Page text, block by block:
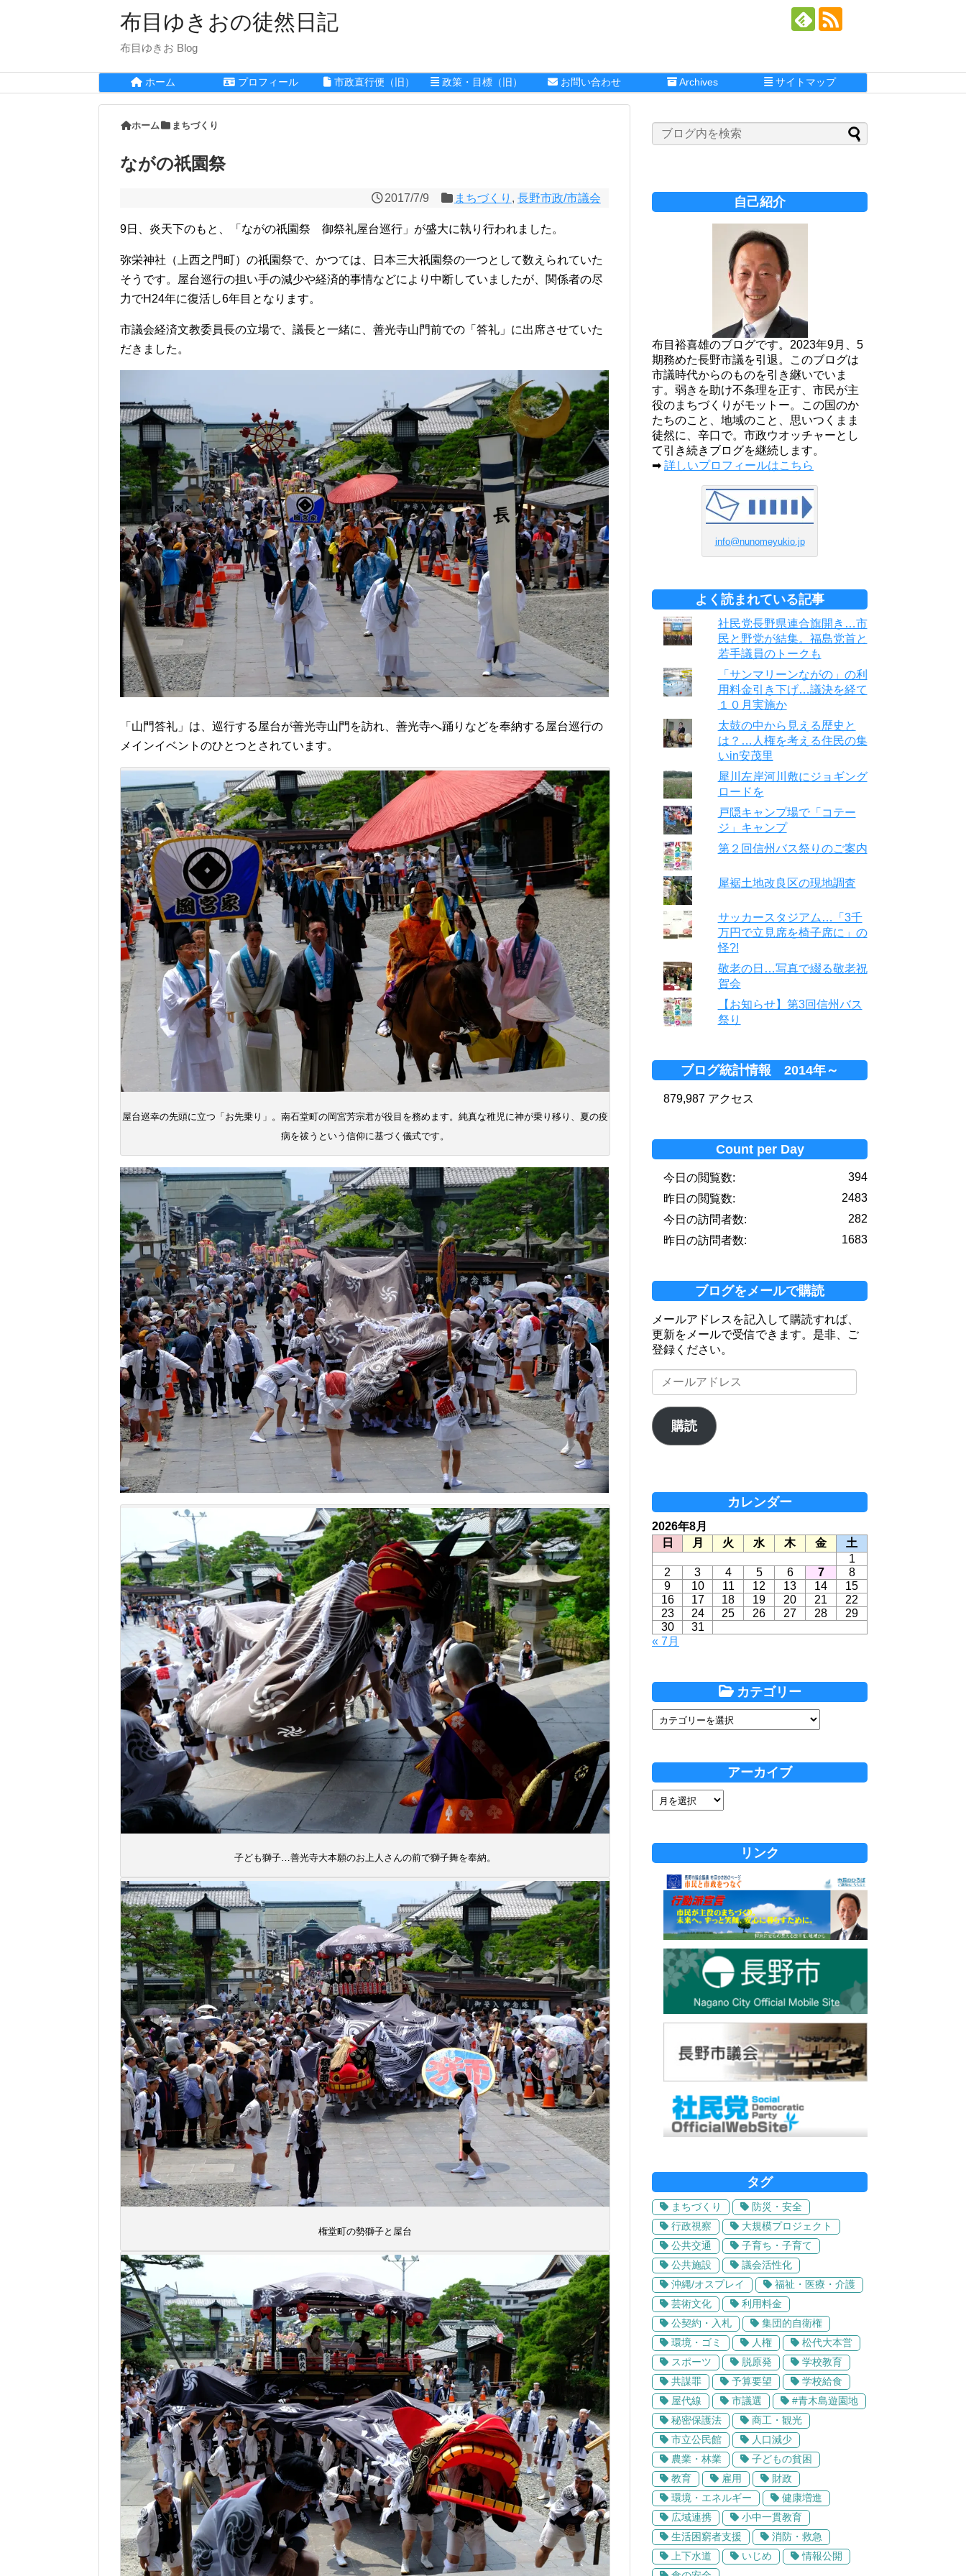
布目ゆきおの徒然日記
布目ゆきお Blog
ホーム プロフィール 市政直行便（旧） 政策・目標（旧） お問い合わせ Archives サイトマップ
ホーム まちづくり
ながの祇園祭
2017/7/9 まちづくり , 長野市政/市議会
9日、炎天下のもと、「ながの祇園祭 御祭礼屋台巡行」が盛大に執り行われました。
弥栄神社（上西之門町）の祇園祭で、かつては、日本三大祇園祭の一つとして数えられていた
そうです。屋台巡行の担い手の減少や経済的事情などにより中断していましたが、関係者の尽
力でH24年に復活し6年目となります。
市議会経済文教委員長の立場で、議長と一緒に、善光寺山門前での「答礼」に出席させていた
だきました。
「山門答礼」は、巡行する屋台が善光寺山門を訪れ、善光寺へ踊りなどを奉納する屋台巡行の
メインイベントのひとつとされています。
屋台巡幸の先頭に立つ「お先乗り」。南石堂町の岡宮芳宗君が役目を務めます。純真な稚児に神が乗り移り、夏の疫
病を祓うという信仰に基づく儀式です。
子ども獅子…善光寺大本願のお上人さんの前で獅子舞を奉納。
権堂町の勢獅子と屋台
自己紹介
布目裕喜雄のブログです。2023年9月、5
期務めた長野市議を引退。このブログは
市議時代からのものを引き継いでいま
す。弱きを助け不条理を正す、市民が主
役のまちづくりがモットー。この国のか
たちのこと、地域のこと、思いつくまま
徒然に、辛口で。市政ウオッチャーとし
て引き続きブログを継続します。
➡ 詳しいプロフィールはこちら
info@nunomeyukio.jp
よく読まれている記事
社民党長野県連合旗開き…市
民と野党が結集。福島党首と
若手議員のトークも
「サンマリーンながの」の利
用料金引き下げ…議決を経て
１０月実施か
太鼓の中から見える歴史と
は？…人権を考える住民の集
いin安茂里
犀川左岸河川敷にジョギング
ロードを
戸隠キャンプ場で「コテー
ジ」キャンプ
第２回信州バス祭りのご案内
犀裾土地改良区の現地調査
サッカースタジアム…「3千
万円で立見席を椅子席に」の
怪?!
敬老の日…写真で綴る敬老祝
賀会
【お知らせ】第3回信州バス
祭り
ブログ統計情報 2014年～
879,987 アクセス
Count per Day
394
今日の閲覧数:
2483
昨日の閲覧数:
282
今日の訪問者数:
1683
昨日の訪問者数:
ブログをメールで購読
メールアドレスを記入して購読すれば、
更新をメールで受信できます。是非、ご
登録ください。
メ
ー
ア
ド
購読
カレンダー
2026年8月
日
月 火 水 木 金
土
1
2
3 4 5 6 7
8
9
10 11 12 13 14
15
16
17 18 19 20 21
22
23
24 25 26 27 28
29
30
31
« 7月
カテゴリー
アーカイブ
リンク
タグ
まちづくり
防災・安全
行政視察
大規模プロジェクト
公共交通
子育ち・子育て
公共施設
議会活性化
沖縄/オスプレイ
福祉・医療・介護
芸術文化
利用料金
公契約・入札
集団的自衛権
環境・ゴミ
人権
松代大本営
スポーツ
脱原発
学校教育
共謀罪
予算要望
学校給食
屋代線
市議選
#青木島遊園地
秘密保護法
商工・観光
市立公民館
人口減少
農業・林業
子どもの貧困
教育
雇用
財政
環境・エネルギー
健康増進
広域連携
小中一貫教育
生活困窮者支援
消防・救急
上下水道
いじめ
情報公開